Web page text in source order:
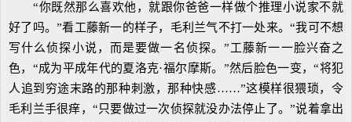
“你既然那么喜欢他，就跟你爸爸一样做个推理小说家不就
好了吗。”看工藤新一的样子，毛利兰气不打一处来。“我可不想
写什么侦探小说，而是要做一名侦探。”工藤新一一脸兴奋之
色，“成为平成年代的夏洛克·福尔摩斯。”然后脸色一变，“将犯
人追到穷途末路的那种刺激，那种快感……”这模样很猥琐，令
毛利兰手很痒，“只要做过一次侦探就没办法停止了。”说着拿出